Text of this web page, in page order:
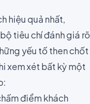
hiệu quả nhất,
tiêu chí đánh giá rõ
yếu tố then chốt
xem xét bất kỳ một
điểm khách